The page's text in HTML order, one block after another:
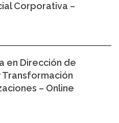
Corporativa –
en Dirección de
Transformación
– Online